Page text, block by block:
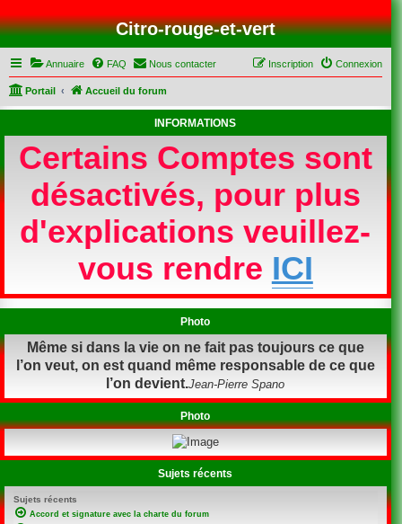
Citro-rouge-et-vert
Annuaire FAQ Nous contacter Connexion
Inscription
Portail Accueil du forum
INFORMATIONS
Certains Comptes sont
désactivés, pour plus
d'explications veuillez-
vous rendre ICI
Photo
Même si dans la vie on ne fait pas toujours ce que
l’on veut, on est quand même responsable de ce que
l’on devient.Jean-Pierre Spano
Photo
Sujets récents
Sujets récents
Accord et signature avec la charte du forum